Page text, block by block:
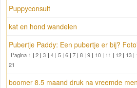
Puppyconsult
kat en hond wandelen
Pubertje Paddy: Een pubertje er bij?
Pagina 1 |2 |3 | 4| 5| 6|7 |8 |9 | 10| 11 | 12| 13 |
21
boomer 8.5 maand druk na vreemde